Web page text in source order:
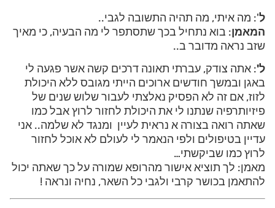
ל': מה איתי, מה תהיה התשובה לגבי..
המאמן: בוא נתחיל בכך שתסתפר לי מה הבעיה, כי מאיך
שזב נראה מדובר ב..
ל': אתה צודק, עברתי תאונה דרכים קשה אשר פגעה לי
באגן ובמשך חודשים ארוכים הייתי מגובס ללא היכולת
לזוז, אם זה לא הפסיק נאלצתי לעבור שלוש שנים של
פיזיותרפיה שנתנו לי את היכולת לחזור לרוץ אבל כמו
שאתה רואה בצורה א נראית לעיין ומנגד לא שלמה.. אני
עדיין בטיפולים ולפי הנאמר לי לעולם לא אוכל לחזור
לרוץ כמו שביקשתי…
מאמן: לך תוציא אישור מהרופא שמורה על כך שאתה יכול
להתאמן בכושר קרבי ולגבי כל השאר, נחיה ונראה !